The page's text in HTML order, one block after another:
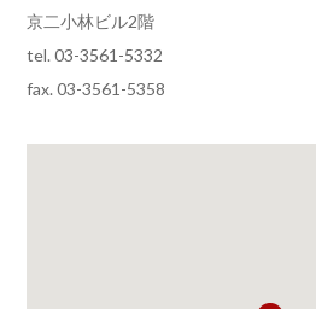
京二小林ビル2階
tel. 03-3561-5332
fax. 03-3561-5358